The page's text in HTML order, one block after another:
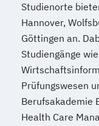
Studienorte
Hannover,
Göttingen an.
Studiengänge
Prüfungswesen
Berufsakademie
Health Care